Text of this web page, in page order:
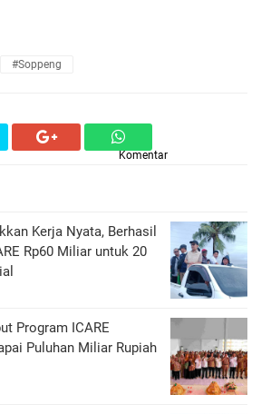
#Soppeng
Komentar
Kerja Nyata, Berhasil
Rp60 Miliar untuk 20
Program ICARE
Puluhan Miliar Rupiah